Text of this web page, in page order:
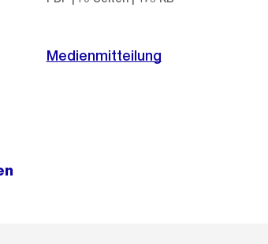
Medienmitteilung